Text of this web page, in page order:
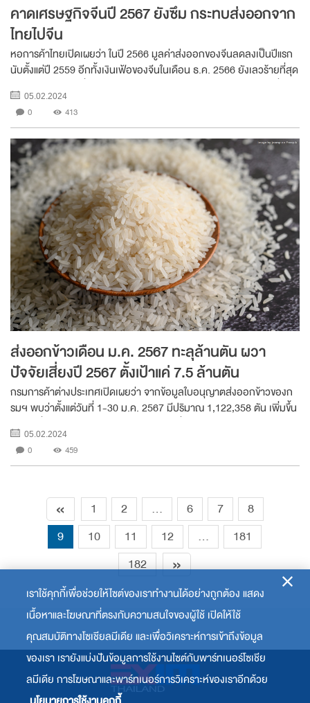
คาดเศรษฐกิจจีนปี 2567 ยังซึม กระทบส่งออกจาก
ไทยไปจีน
หอการค้าไทยเปิดเผยว่า ในปี 2566 มูลค่าส่งออกของจีนลดลงเป็นปีแรก
นับตั้งแต่ปี 2559 อีกทั้งเงินเฟ้อของจีนในเดือน ธ.ค. 2566 ยังเลวร้ายที่สุด
เป็นไตรมาสที่ 3 ซึ่ง...
05.02.2024
0 413
ส่งออกข้าวเดือน ม.ค. 2567 ทะลุล้านตัน ผวา
ปัจจัยเสี่ยงปี 2567 ตั้งเป้าแค่ 7.5 ล้านตัน
กรมการค้าต่างประเทศเปิดเผยว่า จากข้อมูลใบอนุญาตส่งออกข้าวของก
รมฯ พบว่าตั้งแต่วันที่ 1-30 ม.ค. 2567 มีปริมาณ 1,122,358 ตัน เพิ่มขึ้น
ออกข้าว 779,654 ตัน อย่า...
05.02.2024
0 459
« 1 2 ... 6 7
8
9
10 11 12 ...
181
182
»
เราใช้คุกกี้เพื่อช่วยให้ไซต์ของเราทำงานได้อย่างถูกต้อง แสดง
เนื้อหาและโฆษณาที่ตรงกับความสนใจของผู้ใช้ เปิดให้ใช้
คุณสมบัติทางโซเชียลมีเดีย และเพื่อวิเคราะห์การเข้าถึงข้อมูล
ของเรา เรายังแบ่งปันข้อมูลการใช้งานไซต์กับพาร์ทเนอร์โซเชีย
ลมีเดีย การโฆษณาและพาร์ทเนอร์การวิเคราะห์ของเราอีกด้วย